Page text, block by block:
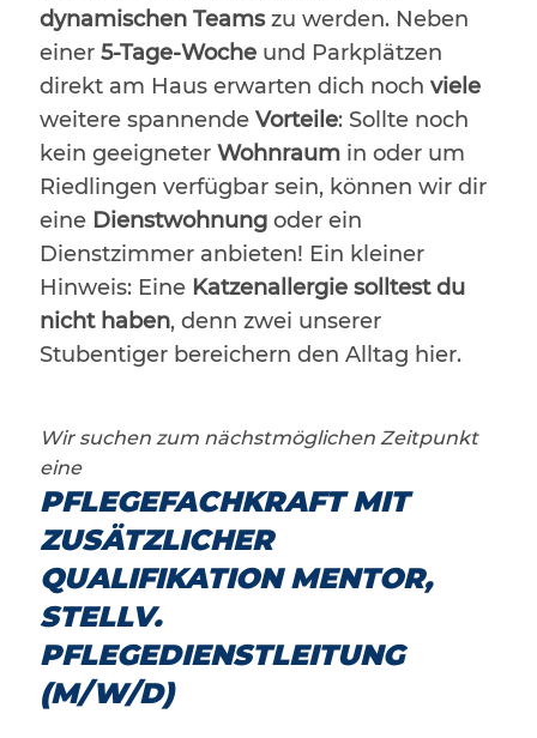
dynamischen Teamszu werden. Neben
einer 5-Tage-Wocheund Parkplätzen
direkt am Haus erwarten dich noch viele
weitere spannende Vorteile: Sollte noch
kein geeigneter Wohnraum in oder um
Riedlingen verfügbar sein, können wir dir
eine Dienstwohnung oder ein
Dienstzimmer anbieten! Ein kleiner
Hinweis: Eine Katzenallergie solltest du
nicht haben, denn zwei unserer
Stubentiger bereichern den Alltag hier.
Wir suchen zum nächstmöglichen Zeitpunkt
eine
PFLEGEFACHKRAFT MIT
ZUSÄTZLICHER
QUALIFIKATION MENTOR,
STELLV.
PFLEGEDIENSTLEITUNG
(M/W/D)